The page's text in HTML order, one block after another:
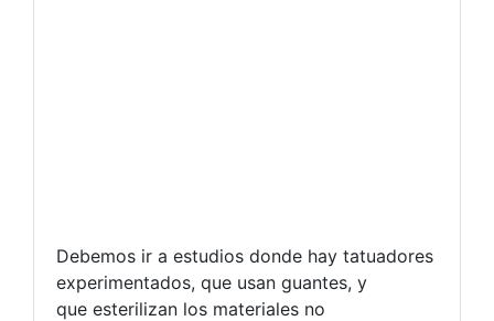
Debemos ir a estudios donde hay tatuadores
experimentados, que usan guantes, y
que esterilizan los materiales no